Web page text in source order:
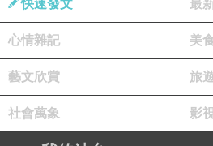
從目前步道狀況來看，應該
道的窘境。
快速發文 最
心情雜記 美
藝文欣賞 旅
社會萬象 影